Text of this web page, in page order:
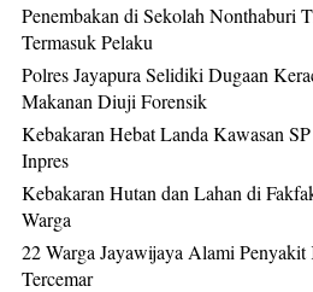
Penembakan di Sekolah Nonthaburi
Termasuk Pelaku
Polres Jayapura Selidiki Dugaan
Makanan Diuji Forensik
Kebakaran Hebat Landa Kawasan
Inpres
Kebakaran Hutan dan Lahan di
Warga
22 Warga Jayawijaya Alami
Tercemar